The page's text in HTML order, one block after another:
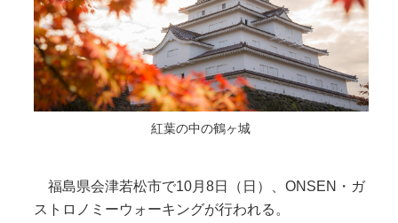
紅葉の中の鶴ヶ城
福島県会津若松市で10月8日（日）、ONSEN・ガ
ストロノミーウォーキングが行われる。